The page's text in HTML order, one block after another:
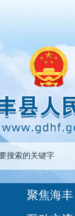
聚焦海丰